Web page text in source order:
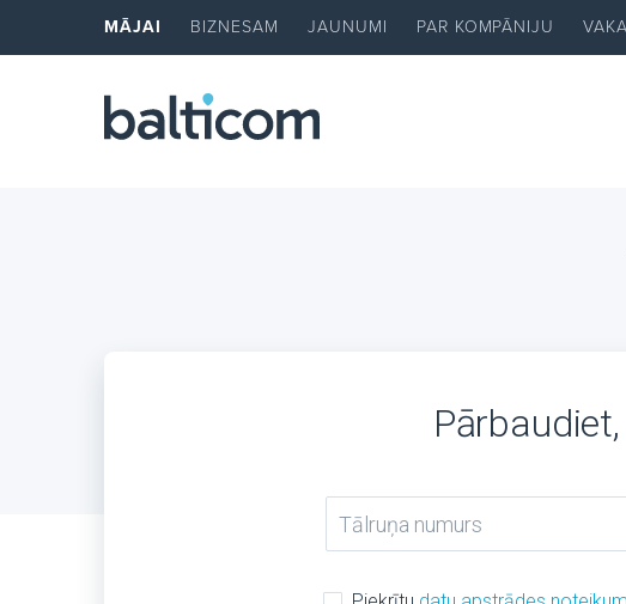
MĀJAI BIZNESAM JAUNUMI PAR KOMPĀNIJU